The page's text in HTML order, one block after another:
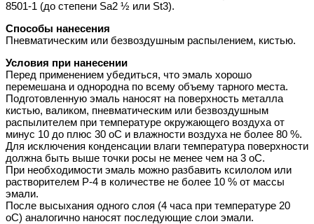
8501-1 (до степени Sa2 ½ или St3).
Способы нанесения
Пневматическим или безвоздушным распылением, кистью.
Условия при нанесении
Перед применением убедиться, что эмаль хорошо
перемешана и однородна по всему объему тарного места.
Подготовленную эмаль наносят на поверхность металла
кистью, валиком, пневматическим или безвоздушным
распылителем при температуре окружающего воздуха от
минус 10 до плюс 30 оС и влажности воздуха не более 80 %.
Для исключения конденсации влаги температура поверхности
должна быть выше точки росы не менее чем на 3 оС.
При необходимости эмаль можно разбавить ксилолом или
растворителем Р-4 в количестве не более 10 % от массы
эмали.
После высыхания одного слоя (4 часа при температуре 20
оС) аналогично наносят последующие слои эмали.